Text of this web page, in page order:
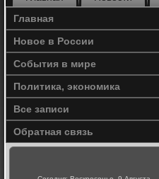
Главная
Новое в России
События в мире
Политика, экономика
Все записи
Обратная связь